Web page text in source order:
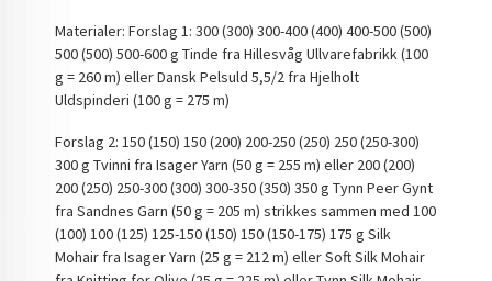
Materialer: Forslag 1: 300 (300) 300-400 (400) 400-500 (500)
500 (500) 500-600 g Tinde fra Hillesvåg Ullvarefabrikk (100
g = 260 m) eller Dansk Pelsuld 5,5/2 fra Hjelholt
Uldspinderi (100 g = 275 m)
Forslag 2: 150 (150) 150 (200) 200-250 (250) 250 (250-300)
300 g Tvinni fra Isager Yarn (50 g = 255 m) eller 200 (200)
200 (250) 250-300 (300) 300-350 (350) 350 g Tynn Peer Gynt
fra Sandnes Garn (50 g = 205 m) strikkes sammen med 100
(100) 100 (125) 125-150 (150) 150 (150-175) 175 g Silk
Mohair fra Isager Yarn (25 g = 212 m) eller Soft Silk Mohair